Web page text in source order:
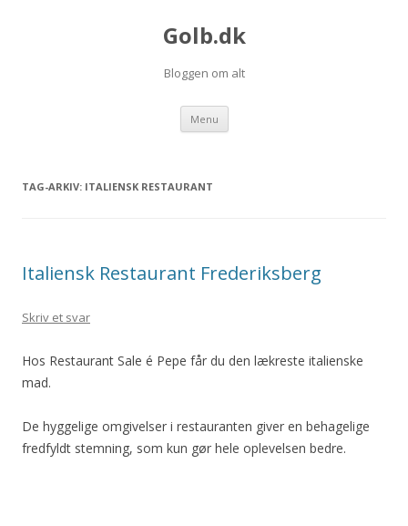
Golb.dk
Bloggen om alt
Menu Videre til indhold
TAG-ARKIV: ITALIENSK RESTAURANT
Italiensk Restaurant Frederiksberg
Skriv et svar
Hos Restaurant Sale é Pepe får du den lækreste italienske
mad.
De hyggelige omgivelser i restauranten giver en behagelige
fredfyldt stemning, som kun gør hele oplevelsen bedre.